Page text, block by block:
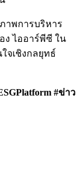
าพการบริหาร
ง ไออาร์พีซี ใน
จเชิงกลยุทธ์
#ข่าว